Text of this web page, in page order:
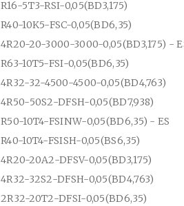
R16-5T3-RSI-0,05(BD3,175)
R40-10K5-FSC-0,05(BD6,35)
4R20-20-3000-3000-0,05(BD3,175) -
R63-10T5-FSI-0,05(BD6,35)
4R32-32-4500-4500-0,05(BD4,763)
4R50-50S2-DFSH-0,05(BD7,938)
R50-10T4-FSINW-0,05(BD6,35) - ES
R40-10T4-FSISH-0,05(BS6,35)
4R20-20A2-DFSV-0,05(BD3,175)
4R32-32S2-DFSH-0,05(BD4,763)
2R32-20T2-DFSI-0,05(BD6,35)